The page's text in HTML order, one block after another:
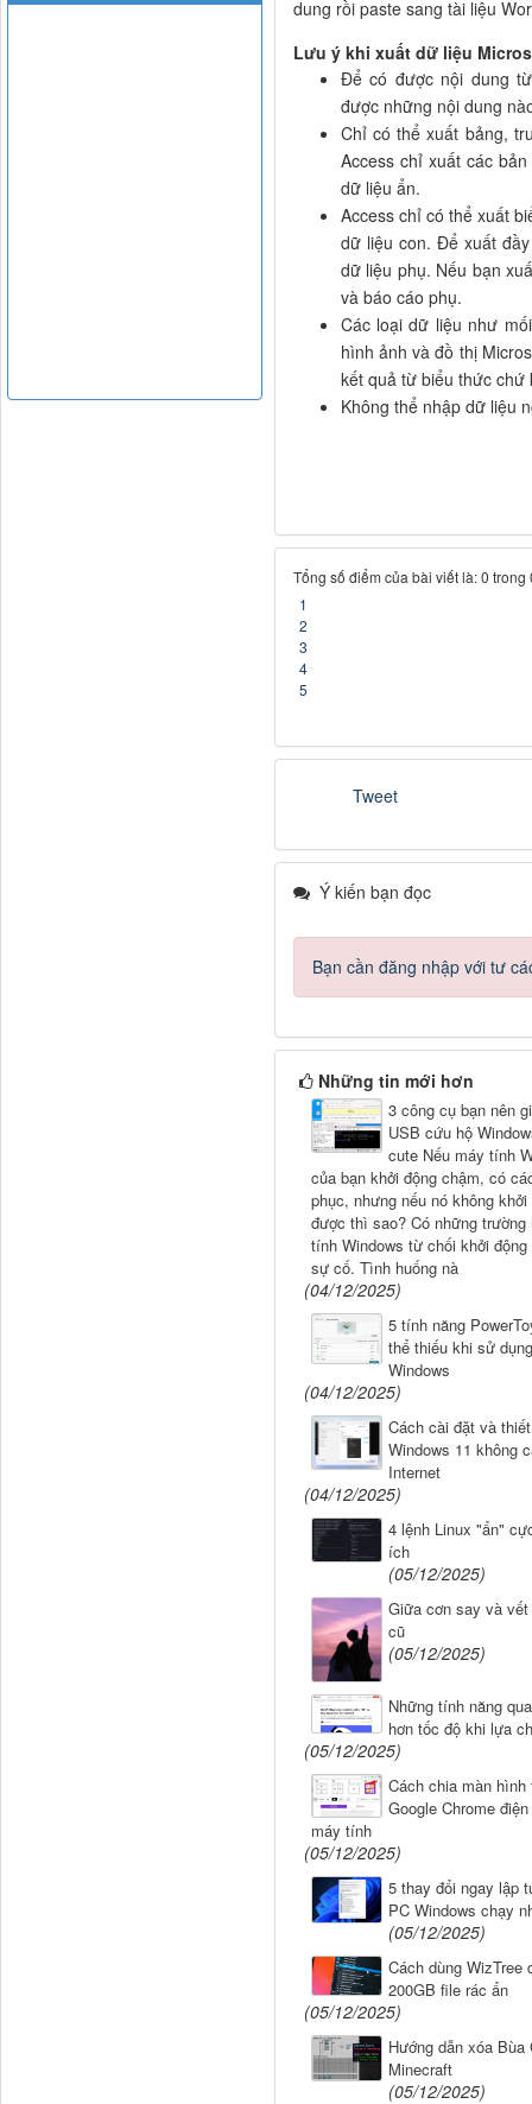
dung rồi paste sang tài liệu
Lưu ý khi xuất dữ liệu
Để có được nội dung
được những nội dung
Chỉ có thể xuất bảng,
Access chỉ xuất các
dữ liệu ẩn.
Access chỉ có thể xuất
dữ liệu con. Để xuất
dữ liệu phụ. Nếu bạn
và báo cáo phụ.
Các loại dữ liệu như
hình ảnh và đồ thị
kết quả từ biểu thức chứ
Không thể nhập dữ liệu
Tổng số điểm của bài viết là: 0 trong
1
2
3
4
5
Tweet
Ý kiến bạn đọc
Bạn cần đăng nhập với tư
Những tin mới hơn
3 công cụ bạn nên
USB cứu hộ
cute Nếu máy tính
của bạn khởi động chậm, có
phục, nhưng nếu nó không khởi
được thì sao? Có những trường
tính Windows từ chối khởi động
sự cố. Tình huống nà
(04/12/2025)
5 tính năng
thể thiếu khi sử dụng
Windows
(04/12/2025)
Cách cài đặt và
Windows 11 không
Internet
(04/12/2025)
4 lệnh Linux "ẩn"
ích
(05/12/2025)
Giữa cơn say và
cũ
(05/12/2025)
Những tính năng
hơn tốc độ khi lựa
(05/12/2025)
Cách chia màn hình
Google Chrome
máy tính
(05/12/2025)
5 thay đổi ngay lập
PC Windows chạy
(05/12/2025)
Cách dùng WizTree
200GB file rác ẩn
(05/12/2025)
Hướng dẫn xóa Bùa
Minecraft
(05/12/2025)